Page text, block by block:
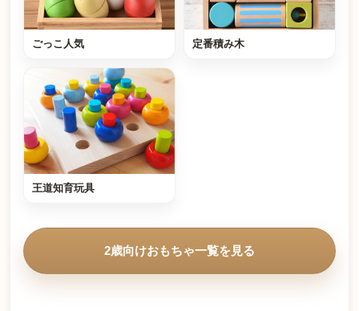
ごっこ人気 定番積み木
王道知育玩具
2歳向けおもちゃ一覧を見る